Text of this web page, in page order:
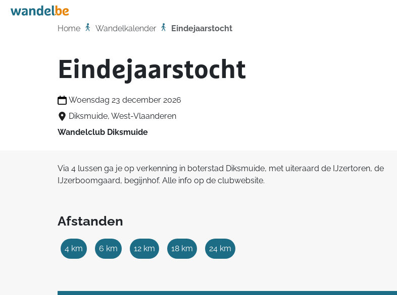
Home
Home Wandelkalender Eindejaarstocht
Eindejaarstocht
Woensdag 23 december 2026
Diksmuide, West-Vlaanderen
Wandelclub Diksmuide
Via 4 lussen ga je op verkenning in boterstad Diksmuide, met uiteraard de IJzertoren, de
IJzerboomgaard, begijnhof. Alle info op de clubwebsite.
Afstanden
4 km 6 km 12 km 18 km 24 km